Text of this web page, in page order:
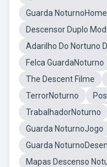
Guarda
Descensor Duplo
Adarilho Do Nortuno
Felca GuardaNoturno
The Descent Filme
TerrorNoturno
TrabalhadorNoturno
Guarda NoturnoJogo
Guarda
Mapas Descenso